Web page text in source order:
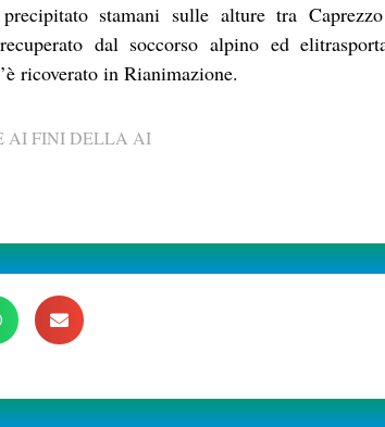
stamani sulle alture tra
dal soccorso alpino ed
ricoverato in Rianimazione.
AI FINI DELLA AI